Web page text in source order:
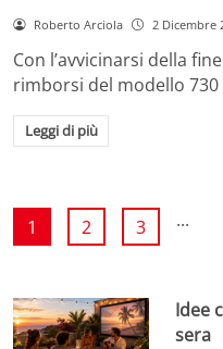
Roberto Arciola 2 Dicembre
Con l’avvicinarsi della
rimborsi del modello
Leggi di più
1 2 3 ...
Idee
sera